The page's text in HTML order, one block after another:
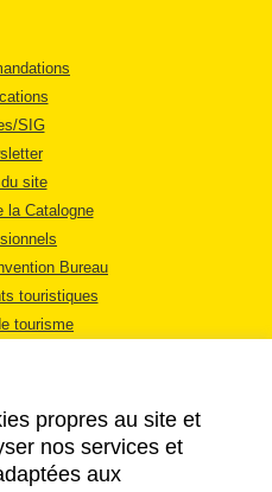
SIG
site
la Catalogne
Bureau
touristiques
tourisme
propres au site et
nos services et
aux